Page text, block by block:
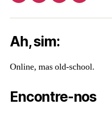
Ah, sim:
Online, mas old-school.
Encontre-nos